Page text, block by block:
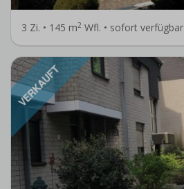
3 Zi. • 145 m2 Wfl. • sofort verfügbar
VERKAUFT